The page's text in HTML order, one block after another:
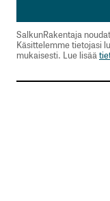
SalkunRakentaja
Käsittelemme tietojasi
mukaisesti. Lue lisää